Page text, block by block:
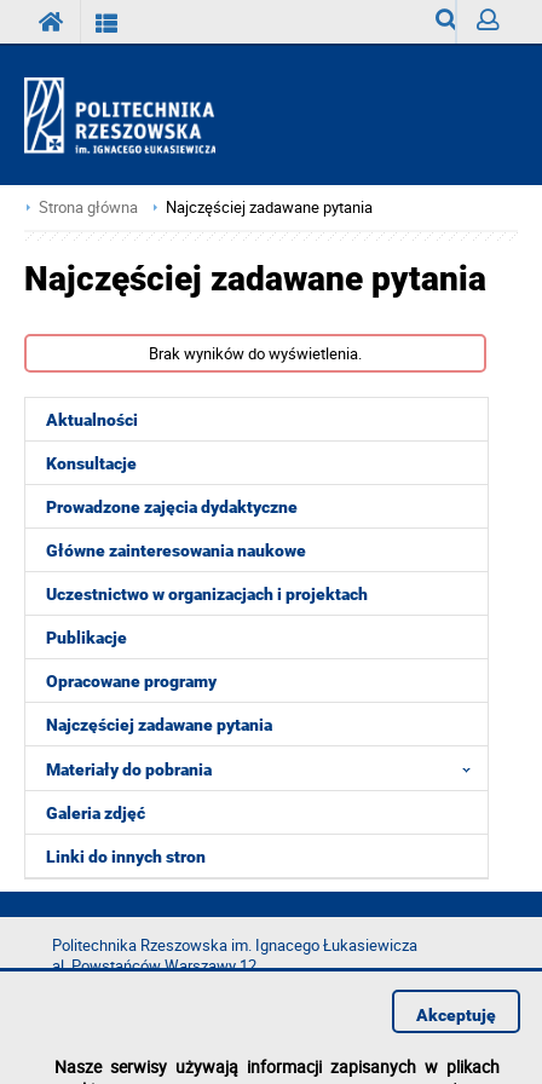
Strona główna Najczęściej zadawane pytania
Aktualności
Konsultacje
Prowadzone zajęcia dydaktyczne
Główne zainteresowania naukowe
Uczestnictwo w organizacjach i projektach
Publikacje
Opracowane programy
Najczęściej zadawane pytania
Materiały do pobrania
Galeria zdjęć
Linki do innych stron
Najczęściej zadawane pytania
Brak wyników do wyświetlenia.
Politechnika Rzeszowska im. Ignacego Łukasiewicza
al. Powstańców Warszawy 12
e-mail:kancelaria@prz.edu.pl
Nasze serwisy używają informacji zapisanych w plikach
Akceptuję